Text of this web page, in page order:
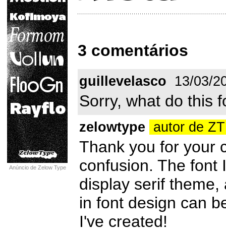
Anúncio de Zelow Type
3 comentários
guillevelasco 13/03/
Sorry, what do this
zelowtype autor de
Thank you for your
confusion. The font
display serif
in font design can
I've created!